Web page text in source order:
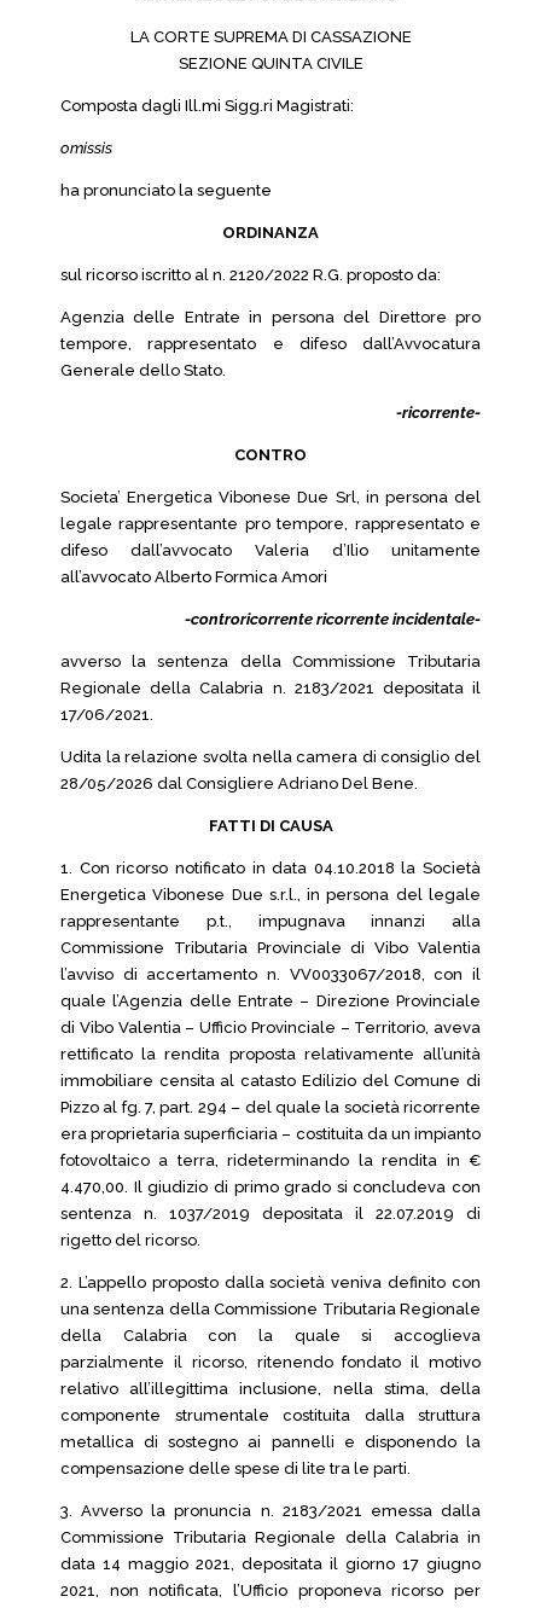
LA CORTE SUPREMA DI CASSAZIONE
SEZIONE QUINTA CIVILE
Composta dagli Ill.mi Sigg.ri Magistrati:
omissis
ha pronunciato la seguente
ORDINANZA
sul ricorso iscritto al n. 2120/2022 R.G. proposto da:
Agenzia delle Entrate in persona del Direttore pro
tempore, rappresentato e difeso dall’Avvocatura
Generale dello Stato.
-ricorrente-
CONTRO
Societa’ Energetica Vibonese Due Srl, in persona del
legale rappresentante pro tempore, rappresentato e
difeso dall’avvocato Valeria d’Ilio unitamente
all’avvocato Alberto Formica Amori
-controricorrente ricorrente incidentale-
avverso la sentenza della Commissione Tributaria
Regionale della Calabria n. 2183/2021 depositata il
17/06/2021.
Udita la relazione svolta nella camera di consiglio del
28/05/2026 dal Consigliere Adriano Del Bene.
FATTI DI CAUSA
1. Con ricorso notificato in data 04.10.2018 la Società
Energetica Vibonese Due s.r.l., in persona del legale
rappresentante p.t., impugnava innanzi alla
Commissione Tributaria Provinciale di Vibo Valentia
l’avviso di accertamento n. VV0033067/2018, con il
quale l’Agenzia delle Entrate – Direzione Provinciale
di Vibo Valentia – Ufficio Provinciale – Territorio, aveva
rettificato la rendita proposta relativamente all’unità
immobiliare censita al catasto Edilizio del Comune di
Pizzo al fg. 7, part. 294 – del quale la società ricorrente
era proprietaria superficiaria – costituita da un impianto
fotovoltaico a terra, rideterminando la rendita in €
4.470,00. Il giudizio di primo grado si concludeva con
sentenza n. 1037/2019 depositata il 22.07.2019 di
rigetto del ricorso.
2. L’appello proposto dalla società veniva definito con
una sentenza della Commissione Tributaria Regionale
della Calabria con la quale si accoglieva
parzialmente il ricorso, ritenendo fondato il motivo
relativo all’illegittima inclusione, nella stima, della
componente strumentale costituita dalla struttura
metallica di sostegno ai pannelli e disponendo la
compensazione delle spese di lite tra le parti.
3. Avverso la pronuncia n. 2183/2021 emessa dalla
Commissione Tributaria Regionale della Calabria in
data 14 maggio 2021, depositata il giorno 17 giugno
2021, non notificata, l’Ufficio proponeva ricorso per